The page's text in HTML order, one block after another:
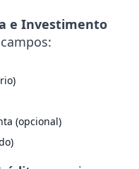
e Investimento
(opcional)